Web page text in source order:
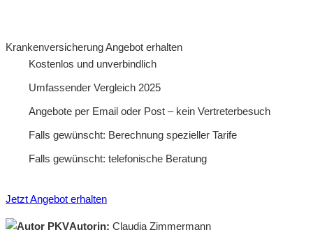
Krankenversicherung Angebot erhalten
Kostenlos und unverbindlich
Umfassender Vergleich 2025
Angebote per Email oder Post – kein Vertreterbesuch
Falls gewünscht: Berechnung spezieller Tarife
Falls gewünscht: telefonische Beratung
Jetzt Angebot erhalten
Autorin: Claudia Zimmermann